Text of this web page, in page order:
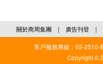
關於商周集團 ｜ 廣告刊登 ｜
客戶服務專線：02-2510-
Copyright ©